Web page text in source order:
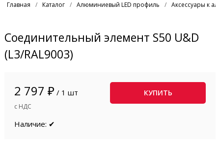
Главная / Каталог / Алюминиевый LED профиль / Аксессуары к
Соединительный элемент S50 U&D
(L3/RAL9003)
2 797 ₽ / 1 шт
с НДС
КУПИТЬ
Наличие: ✔